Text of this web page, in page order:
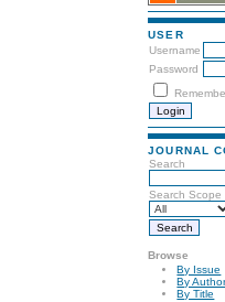
USER
Username
Password
JOURNAL
Search
Search Scope
Browse
By Issue
By
By Title